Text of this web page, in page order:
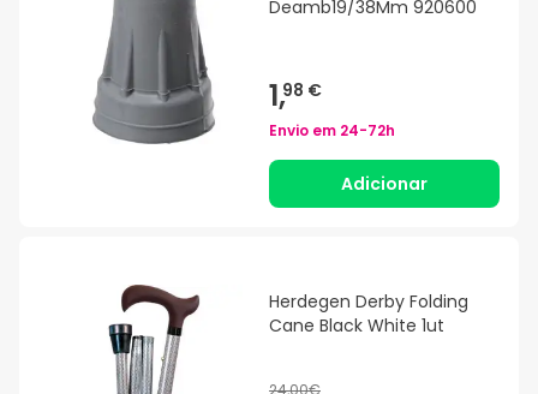
Deamb19/38Mm 920600
1,98 €
Envio em 24-72h
Adicionar
Herdegen Derby Folding
Cane Black White 1ut